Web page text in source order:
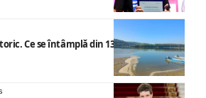
Ce se întâmplă din 13 august